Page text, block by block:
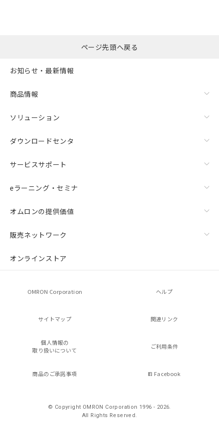
ページ先頭へ戻る
お知らせ・最新情報
商品情報
ソリューション
ダウンロードセンタ
サービスサポート
eラーニング・セミナ
オムロンの提供価値
販売ネットワーク
オンラインストア
OMRON Corporation ヘルプ
サイトマップ 関連リンク
個人情報の
取り扱いについて
ご利用条件
商品のご承諾事項 Facebook
© Copyright OMRON Corporation 1996 - 2026.
All Rights Reserved.